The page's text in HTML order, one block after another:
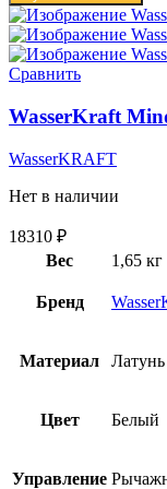
Сравнить
WasserKraft
WasserKRAFT
Нет в наличии
18310 ₽
Вес
1,65 кг
Бренд
Материал Латунь
Цвет Белый
Управление